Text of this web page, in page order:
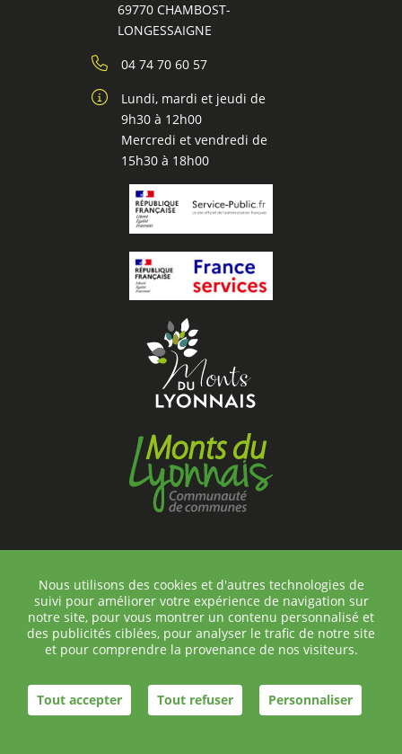
69770 CHAMBOST-
LONGESSAIGNE
04 74 70 60 57
Lundi, mardi et jeudi de
9h30 à 12h00
Mercredi et vendredi de
15h30 à 18h00
©Chambost-Longessaigne
Contact
Plan du site
Réalisation helli•hello
Nous utilisons des cookies et d'autres technologies de
suivi pour améliorer votre expérience de navigation sur
notre site, pour vous montrer un contenu personnalisé et
des publicités ciblées, pour analyser le trafic de notre site
et pour comprendre la provenance de nos visiteurs.
Tout accepter Tout refuser Personnaliser